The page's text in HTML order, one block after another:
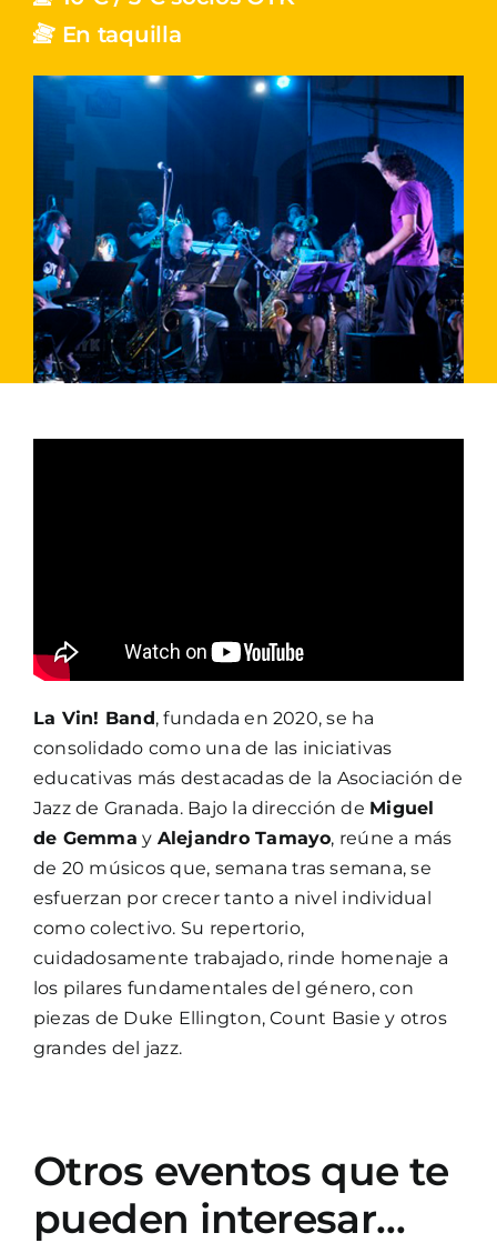
En taquilla
La Vin! Band, fundada en 2020, se ha
consolidado como una de las iniciativas
educativas más destacadas de la Asociación de
Jazz de Granada. Bajo la dirección de Miguel
de Gemma y Alejandro Tamayo, reúne a más
de 20 músicos que, semana tras semana, se
esfuerzan por crecer tanto a nivel individual
como colectivo. Su repertorio,
cuidadosamente trabajado, rinde homenaje a
los pilares fundamentales del género, con
piezas de Duke Ellington, Count Basie y otros
grandes del jazz.
Otros eventos que te
pueden interesar…